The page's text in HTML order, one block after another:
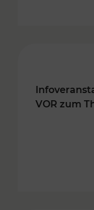
VOR zum